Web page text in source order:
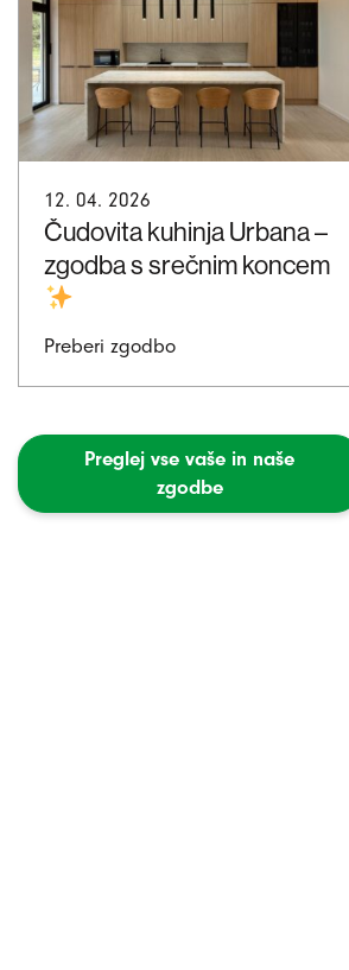
12. 04. 2026
Čudovita kuhinja Urbana –
zgodba s srečnim koncem
Preberi zgodbo
Preglej vse vaše in naše
zgodbe